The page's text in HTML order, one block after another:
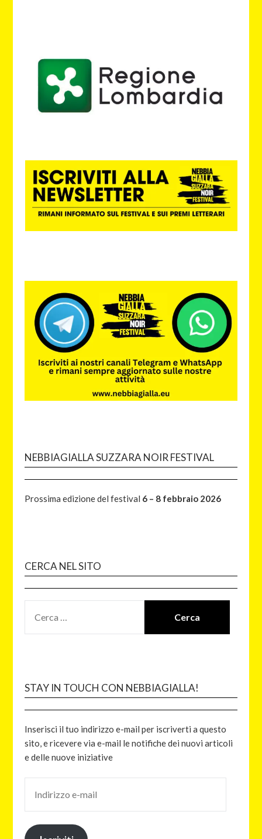
NEBBIAGIALLA SUZZARA NOIR FESTIVAL
Prossima edizione del festival 6 – 8 febbraio 2026
CERCA NEL SITO
STAY IN TOUCH CON NEBBIAGIALLA!
Inserisci il tuo indirizzo e-mail per iscriverti a questo
sito, e ricevere via e-mail le notifiche dei nuovi articoli
e delle nuove iniziative